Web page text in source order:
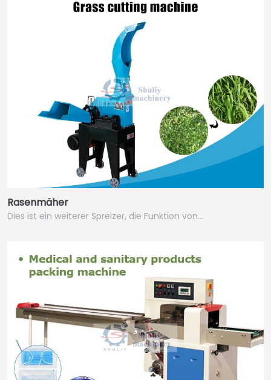
Rasenmäher
Dies ist ein weiterer Spreizer, die Funktion von…